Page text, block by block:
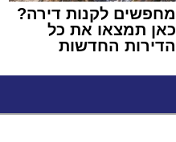
מחפשים לקנות דירה?
כאן תמצאו את כל
הדירות החדשות